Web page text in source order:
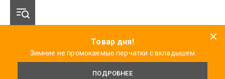
Товар дня!
Зимние не промокаемые перчатки с вкладышем
ПОДРОБНЕЕ